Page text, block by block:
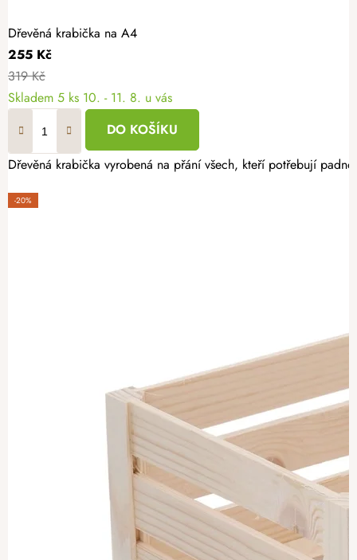
Dřevěná krabička na A4
255 Kč
319 Kč
Skladem 5 ks 10. - 11. 8. u vás
DO KOŠÍKU
Dřevěná krabička vyrobená na přání všech, kteří potřebují
-20%